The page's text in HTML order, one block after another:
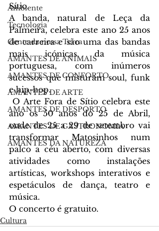
Ambiente
Tecnologia
Gente da nossa Terra
AMANTES DE ANIMAIS
AMANTES DE CONFORTO
AMANTES DE ARTE
AMANTES DE DESPORTO
AMANTES DE GASTRONOMIA
AMANTES DA NATUREZA
Sítio.
A banda, natural de Leça da
Palmeira, celebra este ano 25 anos
de carreira e são uma das bandas
mais icónicas da música
portuguesa, com inúmeros
sucessos que misturam soul, funk
e hip-hop.
O Arte Fora de Sítio celebra este
ano os 50 anos do 25 de Abril,
onde de 25 a 29 de setembro vai
transformar Matosinhos num
palco a céu aberto, com diversas
atividades como instalações
artísticas, workshops interativos e
espetáculos de dança, teatro e
música.
O concerto é gratuito.
Cultura